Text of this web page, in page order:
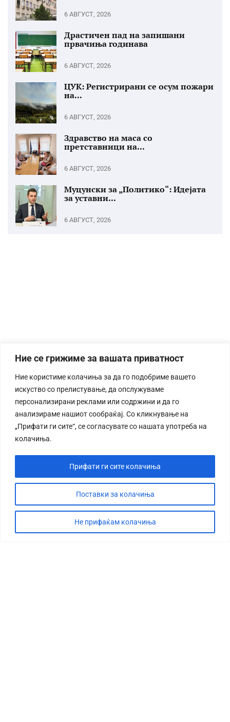
Ние се грижиме за вашата приватност
Ние користиме колачиња за да го подобриме вашето
искуство со прелистување, да опслужуваме
персонализирани реклами или содржини и да го
анализираме нашиот сообраќај. Со кликнување на
„Прифати ги сите“, се согласувате со нашата употреба на
колачиња.
Поставки за колачиња
Не прифаќам колачиња
Прифати ги сите колачиња
6 АВГУСТ, 2026
Драстичен пад на запишани
првачиња годинава
6 АВГУСТ, 2026
ЦУК: Регистрирани се осум пожари
на...
6 АВГУСТ, 2026
Здравство на маса со
претставници на...
6 АВГУСТ, 2026
Муцунски за „Политико“: Идејата
за уставни...
6 АВГУСТ, 2026